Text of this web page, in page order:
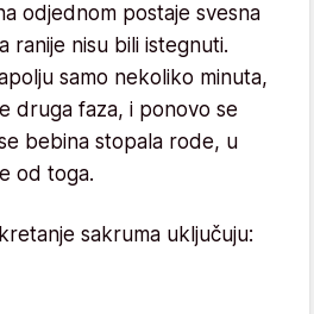
odjednom postaje svesna
ranije nisu bili istegnuti.
samo nekoliko minuta,
druga faza, i ponovo se
bebina stopala rode, u
od toga.
sakruma uključuju: